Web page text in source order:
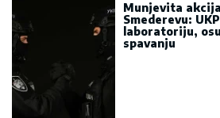
Munjevita
Smederevu:
laboratoriju,
spavanju